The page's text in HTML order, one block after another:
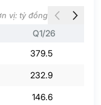
vị: tỷ đồng
Q1/26
379.5
232.9
146.6